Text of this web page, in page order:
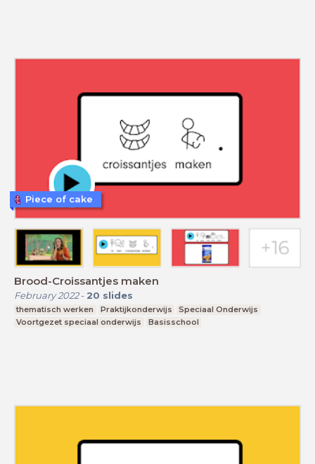
Brood-Croissantjes maken
February 2022- 20 slides
thematisch werken Praktijkonderwijs
Speciaal Onderwijs
Voortgezet speciaal onderwijs
Basisschool
Piece of cake